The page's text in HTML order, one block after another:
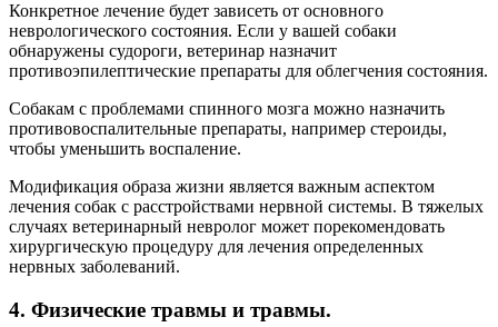
Конкретное лечение будет зависеть от основного
неврологического состояния. Если у вашей собаки
обнаружены судороги, ветеринар назначит
противоэпилептические препараты для облегчения состояния.
Собакам с проблемами спинного мозга можно назначить
противовоспалительные препараты, например стероиды,
чтобы уменьшить воспаление.
Модификация образа жизни является важным аспектом
лечения собак с расстройствами нервной системы. В тяжелых
случаях ветеринарный невролог может порекомендовать
хирургическую процедуру для лечения определенных
нервных заболеваний.
4. Физические травмы и травмы.